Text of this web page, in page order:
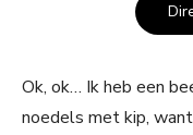
Ok, ok… Ik heb een
noedels met kip,